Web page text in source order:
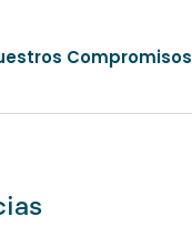
Compromisos